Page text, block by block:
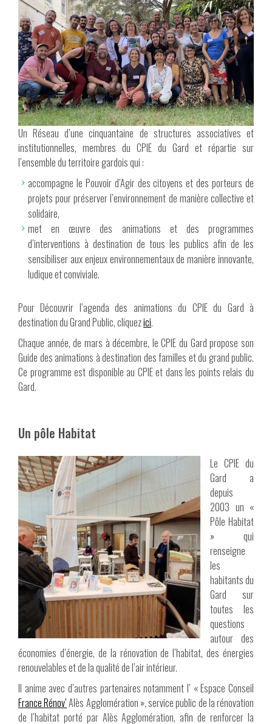
Un Réseau d’une cinquantaine de structures associatives et
institutionnelles, membres du CPIE du Gard et répartie sur
l’ensemble du territoire gardois qui :
accompagne le Pouvoir d’Agir des citoyens et des porteurs de
projets pour préserver l’environnement de manière collective et
solidaire,
met en œuvre des animations et des programmes
d’interventions à destination de tous les publics afin de les
sensibiliser aux enjeux environnementaux de manière innovante,
ludique et conviviale.
Pour Découvrir l’agenda des animations du CPIE du Gard à
destination du Grand Public, cliquezici.
Chaque année, de mars à décembre, le CPIE du Gard propose son
Guide des animations à destination des familles et du grand public.
Ce programme est disponible au CPIE et dans les points relais du
Gard.
Un pôle Habitat
Le CPIE du
Gard a
depuis
2003 un «
Pôle Habitat
» qui
renseigne
les
habitants du
Gard sur
toutes les
questions
autour des
économies d’énergie, de la rénovation de l’habitat, des énergies
renouvelables et de la qualité de l’air intérieur.
Il anime avec d’autres partenaires notamment l’ « Espace Conseil
France Rénov’Alès Agglomération », service public de la rénovation
de l’habitat porté par Alès Agglomération, afin de renforcer la